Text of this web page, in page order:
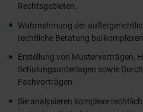
Rechtsgebieten.
Wahrnehmung der
rechtliche Beratung bei
Erstellung von Musterverträgen,
Schulungsunterlagen sowie
Fachvorträgen.
Sie analysieren komplexe